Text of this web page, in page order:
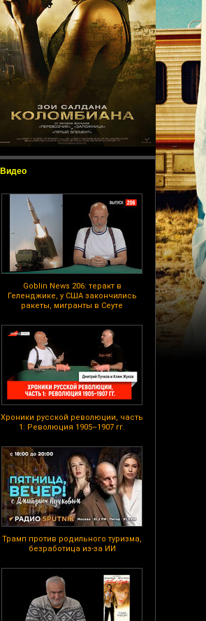
Видео
Goblin News 206: теракт в
Геленджике, у США закончились
ракеты, мигранты в Сеуте
Хроники русской революции, часть
1: Революция 1905–1907 гг.
Трамп против родильного туризма,
безработица из-за ИИ